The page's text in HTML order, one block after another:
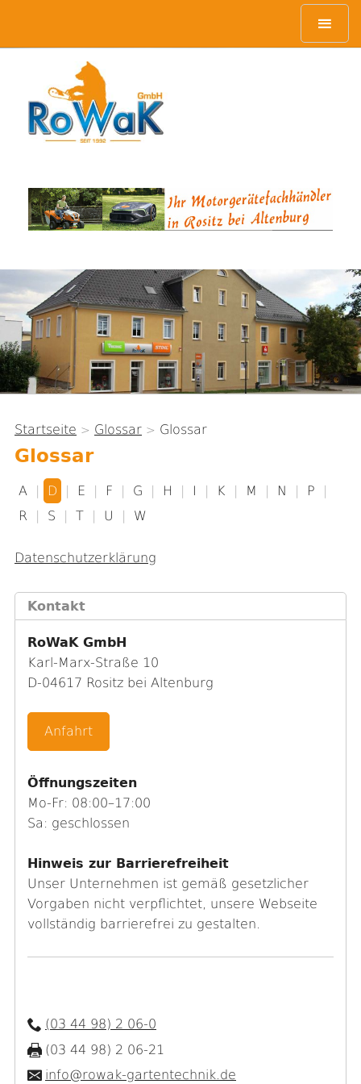
sind
hier
Startseite > Glossar > Glossar
Glossar
A | D | E | F | G | H | I | K | M | N | P
|
R
| S | T | U | W
Datenschutzerklärung
Kontakt
RoWaK GmbH
Karl-Marx-Straße 10
D-04617 Rositz bei Altenburg
Anfahrt
Öffnungszeiten
Mo-Fr: 08:00–17:00
Sa: geschlossen
Hinweis zur Barrierefreiheit
Unser Unternehmen ist gemäß gesetzlicher
Vorgaben nicht verpflichtet, unsere Webseite
vollständig barrierefrei zu gestalten.
(03 44 98) 2 06-0
(03 44 98) 2 06-21
info@rowak-gartentechnik.de